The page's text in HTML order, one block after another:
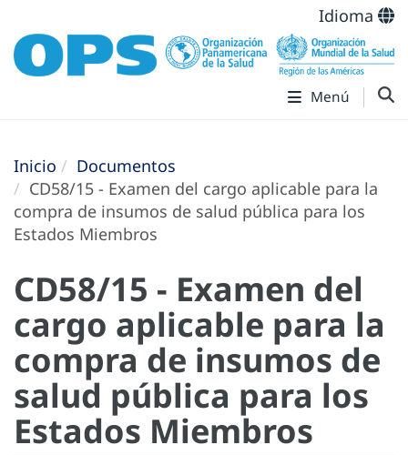
Idioma
Menú
Inicio
Documentos
CD58/15 - Examen del cargo aplicable para la
compra de insumos de salud pública para los
Estados Miembros
CD58/15 - Examen del
cargo aplicable para la
compra de insumos de
salud pública para los
Estados Miembros